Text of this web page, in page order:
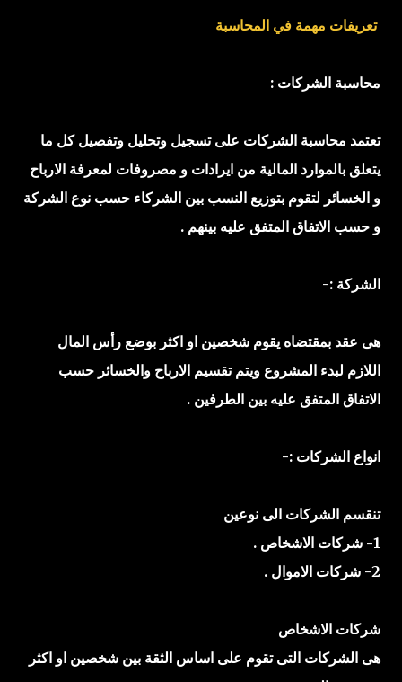
تعريفات مهمة في المحاسبة
محاسبة الشركات :
تعتمد محاسبة الشركات على تسجيل وتحليل وتفصيل كل ما
يتعلق بالموارد المالية من ايرادات و مصروفات لمعرفة الارباح
و الخسائر لتقوم بتوزيع النسب بين الشركاء حسب نوع الشركة
و حسب الاتفاق المتفق عليه بينهم .
الشركة :-
هى عقد بمقتضاه يقوم شخصين او اكثر بوضع رأس المال
اللازم لبدء المشروع ويتم تقسيم الارباح والخسائر حسب
الاتفاق المتفق عليه بين الطرفين .
انواع الشركات :-
تنقسم الشركات الى نوعين
1- شركات الاشخاص .
2- شركات الاموال .
شركات الاشخاص
هى الشركات التى تقوم على اساس الثقة بين شخصين او اكثر